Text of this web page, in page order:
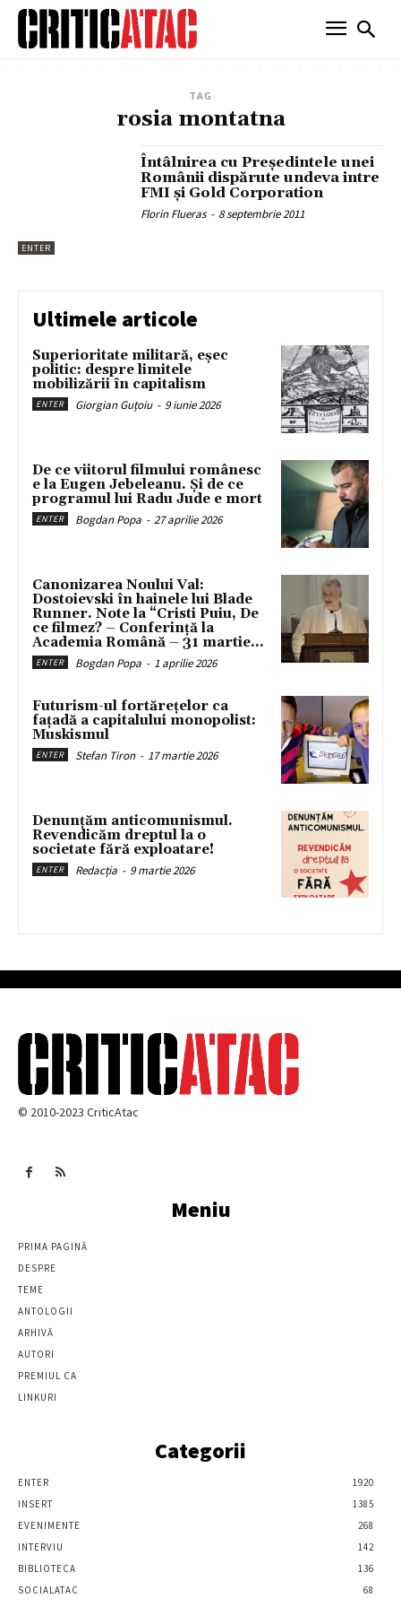
TAG
rosia montatna
ENTER
Întâlnirea cu Preşedintele unei
Românii dispărute undeva intre
FMI şi Gold Corporation
Florin Flueras - 8 septembrie 2011
Ultimele articole
Superioritate militară, eșec
politic: despre limitele
mobilizării în capitalism
ENTER Giorgian Guțoiu - 9 iunie 2026
De ce viitorul filmului românesc
e la Eugen Jebeleanu. Și de ce
programul lui Radu Jude e mort
ENTER Bogdan Popa - 27 aprilie 2026
Canonizarea Noului Val:
Dostoievski în hainele lui Blade
Runner. Note la “Cristi Puiu, De
ce filmez? – Conferință la
Academia Română – 31 martie...
ENTER Bogdan Popa - 1 aprilie 2026
Futurism-ul fortărețelor ca
fațadă a capitalului monopolist:
Muskismul
ENTER Stefan Tiron - 17 martie 2026
Denunțăm anticomunismul.
Revendicăm dreptul la o
societate fără exploatare!
ENTER Redacția - 9 martie 2026
© 2010-2023 CriticAtac
Meniu
PRIMA PAGINĂ
DESPRE
TEME
ANTOLOGII
ARHIVĂ
AUTORI
PREMIUL CA
LINKURI
Categorii
ENTER
1920
INSERT
1385
EVENIMENTE
268
INTERVIU
142
BIBLIOTECA
136
SOCIALATAC
68